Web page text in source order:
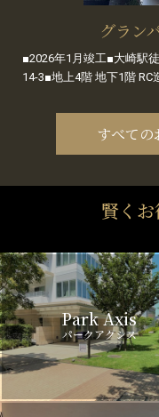
グラン
■2026年1月竣工■大崎駅
14-3■地上4階 地下1階 RC
すべての
賢く
Park Axis
パークアクシス